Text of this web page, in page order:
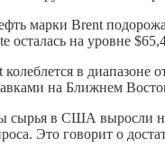
марки Brent
осталась на уровне
в диапазоне
на Ближнем
сырья в США выросли
Это говорит о